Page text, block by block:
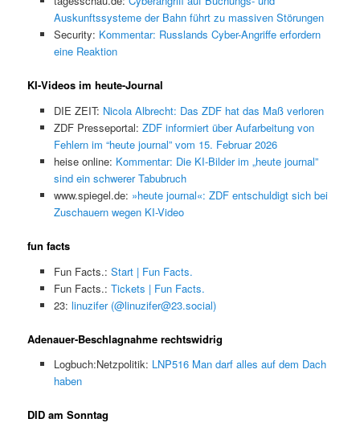
Auskunftssysteme der Bahn führt zu massiven Störungen
Security: Kommentar: Russlands Cyber-Angriffe erfordern
eine Reaktion
KI-Videos im heute-Journal
DIE ZEIT: Nicola Albrecht: Das ZDF hat das Maß verloren
ZDF Presseportal: ZDF informiert über Aufarbeitung von
Fehlern im “heute journal” vom 15. Februar 2026
heise online: Kommentar: Die KI-Bilder im „heute journal”
sind ein schwerer Tabubruch
www.spiegel.de: »heute journal«: ZDF entschuldigt sich bei
Zuschauern wegen KI-Video
fun facts
Fun Facts.: Start | Fun Facts.
Fun Facts.: Tickets | Fun Facts.
23: linuzifer (@linuzifer@23.social)
Adenauer-Beschlagnahme rechtswidrig
Logbuch:Netzpolitik: LNP516 Man darf alles auf dem Dach
haben
DID am Sonntag